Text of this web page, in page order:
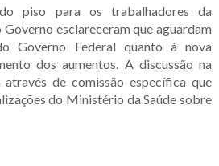
piso para os trabalhadores da
Governo esclareceram que aguardam
Governo Federal quanto à nova
dos aumentos. A discussão na
de comissão específica que
do Ministério da Saúde sobre